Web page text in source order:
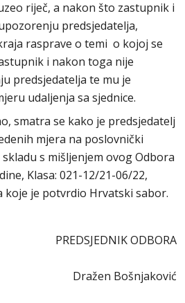
riječ, a nakon što zastupnik i
predsjedatelja,
rasprave o temi o kojoj se
i nakon toga nije
predsjedatelja te mu je
udaljenja sa sjednice.
smatra se kako je predsjedatelj
mjera na poslovnički
s mišljenjem ovog Odbora
Klasa: 021-12/21-06/22,
koje je potvrdio Hrvatski sabor.
PREDSJEDNIK ODBORA
Bošnjaković